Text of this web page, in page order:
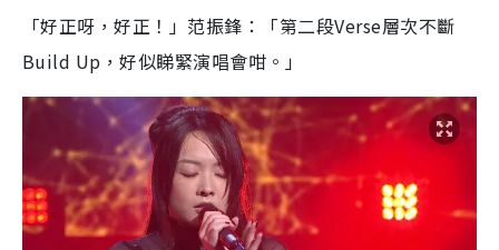
「好正呀，好正！」范振鋒：「第二段Verse層次不斷
Build Up，好似睇緊演唱會咁。」